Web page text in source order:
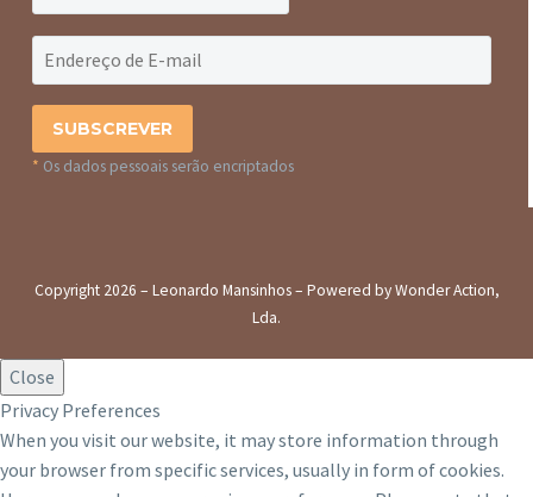
* Os dados pessoais serão encriptados
Copyright 2026 – Leonardo Mansinhos – Powered by Wonder Action,
Lda.
Close
Privacy Preferences
When you visit our website, it may store information through
your browser from specific services, usually in form of cookies.